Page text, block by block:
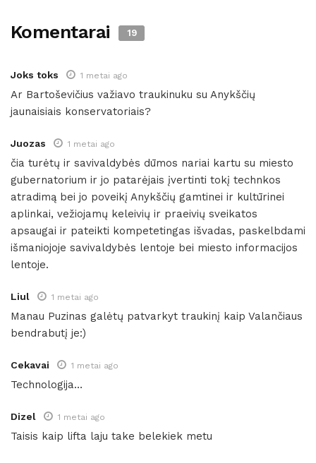
Komentarai 19
Joks toks 1 metai ago
Ar Bartoševičius važiavo traukinuku su Anykščių
jaunaisiais konservatoriais?
Juozas 1 metai ago
čia turėtų ir savivaldybės dūmos nariai kartu su miesto
gubernatorium ir jo patarėjais įvertinti tokį technkos
atradimą bei jo poveikį Anykščių gamtinei ir kultūrinei
aplinkai, vežiojamų keleivių ir praeivių sveikatos
apsaugai ir pateikti kompetetingas išvadas, paskelbdami
išmaniojoje savivaldybės lentoje bei miesto informacijos
lentoje.
Liul 1 metai ago
Manau Puzinas galėtų patvarkyt traukinį kaip Valančiaus
bendrabutį je:)
Cekavai 1 metai ago
Technologija…
Dizel 1 metai ago
Taisis kaip lifta laju take belekiek metu